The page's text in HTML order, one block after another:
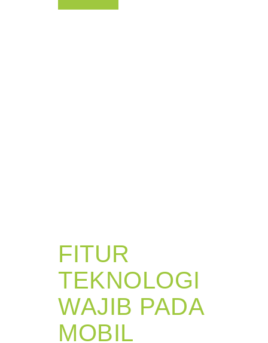
FITUR
TEKNOLOGI
WAJIB PADA
MOBIL